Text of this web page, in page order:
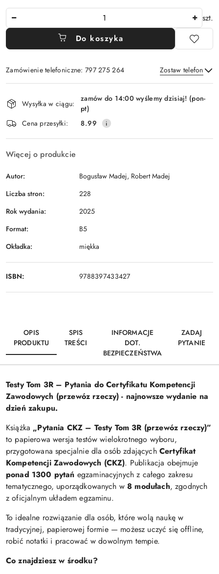
szt.
Do koszyka
Zamówienie telefoniczne: 797 275 264 Zostaw telefon
i
dostawa
Wysyłka w ciągu:
zamów do 14:00 wyślemy dzisiaj! (pon-
pt)
Cena przesyłki:
8.99
Więcej o produkcie
Autor:
Bogusław Madej, Robert Madej
Liczba stron:
228
Rok wydania:
2025
Format:
B5
Okładka:
miękka
ISBN: 9788397433427
OPIS
PRODUKTU
SPIS
TREŚCI
INFORMACJE
DOT.
BEZPIECZEŃSTWA
ZADAJ
PYTANIE
Testy Tom 3R – Pytania do Certyfikatu Kompetencji
Zawodowych (przewóz rzeczy) - najnowsze wydanie na
dzień zakupu.
Książka „Pytania CKZ – Testy Tom 3R (przewóz rzeczy)”
to papierowa wersja testów wielokrotnego wyboru,
przygotowana specjalnie dla osób zdających Certyfikat
Kompetencji Zawodowych (CKZ). Publikacja obejmuje
ponad 1300 pytań egzaminacyjnych z całego zakresu
tematycznego, uporządkowanych w8 modułach, zgodnych
z oficjalnym układem egzaminu.
To idealne rozwiązanie dla osób, które wolą naukę w
tradycyjnej, papierowej formie — możesz uczyć się offline,
robić notatki i pracować w dowolnym tempie.
Co znajdziesz w środku?